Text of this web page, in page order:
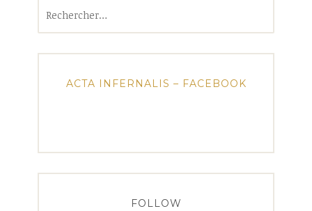
ACTA INFERNALIS – FACEBOOK
FOLLOW